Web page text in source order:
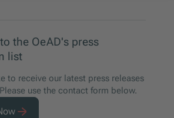
the OeAD's press
list
to receive our latest press releases
use the contact form below.